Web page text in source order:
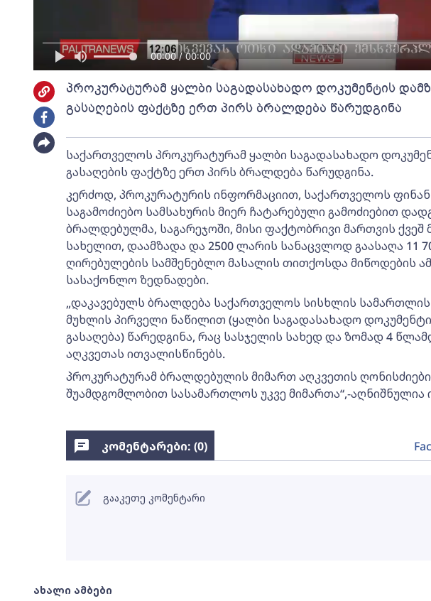
00:00 / 00:00
პროკურატურამ ყალბი საგადასახადო დოკუმენტის
გასაღების ფაქტზე ერთ პირს ბრალდება წარუდგინა
საქართველოს პროკურატურამ ყალბი საგადასახადო
გასაღების ფაქტზე ერთ პირს ბრალდება წარუდგინა.
კერძოდ, პროკურატურის ინფორმაციით, საქართველოს
საგამოძიებო სამსახურის მიერ ჩატარებული გამოძიებით
ბრალდებულმა, საგარეჯოში, მისი ფაქტობრივი მართვის ქვეშ
სახელით, დაამზადა და 2500 ლარის სანაცვლოდ გაასაღა 11
ღირებულების სამშენებლო მასალის თითქოსდა მიწოდების
სასაქონლო ზედნადები.
„დაკავებულს ბრალდება საქართველოს სისხლის სამართლის
მუხლის პირველი ნაწილით (ყალბი საგადასახადო
გასაღება) წარედგინა, რაც სასჯელის სახედ და ზომად 4
აღკვეთას ითვალისწინებს.
პროკურატურამ ბრალდებულის მიმართ აღკვეთის
შუამდგომლობით სასამართლოს უკვე მიმართა“,-აღნიშნულია
ახალი ამბები
კომენტარები: (0)
გააკეთე კომენტარი